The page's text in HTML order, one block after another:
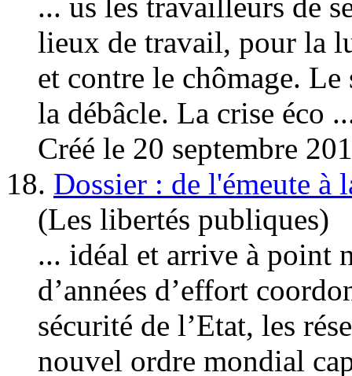
lieux de travail, pour la
et contre le chômage.
la débâcle. La crise éco
Créé le 20 septembre
18. Dossier : de l'émeute à
(Les libertés publiques)
... idéal et arrive à point
d’années d’effort
sécurité de l’Etat, les
nouvel ordre mondial